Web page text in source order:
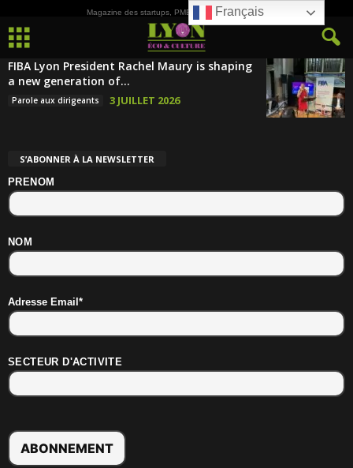
Magazine des startups, PME, ETI et de la Culture
FIBA Lyon President Rachel Maury is shaping
a new generation of...
Parole aux dirigeants 3 JUILLET 2026
S’ABONNER À LA NEWSLETTER
PRENOM
NOM
Adresse Email*
SECTEUR D'ACTIVITE
Français